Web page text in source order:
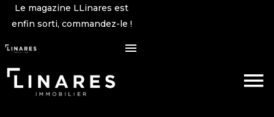
Le magazine LLinares est
enfin sorti, commandez-le !